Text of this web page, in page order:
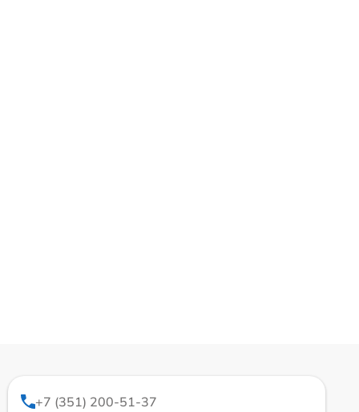
+7 (351) 200-51-37